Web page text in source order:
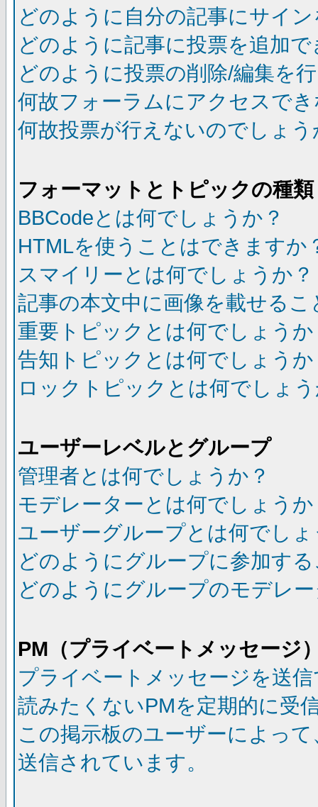
どのように自分の記事にサイ
どのように記事に投票を追加
どのように投票の削除/編集を
何故フォーラムにアクセスで
何故投票が行えないのでしょう
フォーマットとトピックの種類
BBCodeとは何でしょうか？
HTMLを使うことはできますか
スマイリーとは何でしょうか？
記事の本文中に画像を載せる
重要トピックとは何でしょうか
告知トピックとは何でしょうか
ロックトピックとは何でしょ
ユーザーレベルとグループ
管理者とは何でしょうか？
モデレーターとは何でしょうか
ユーザーグループとは何でし
どのようにグループに参加す
どのようにグループのモデレ
PM（プライベートメッセージ
プライベートメッセージを送
読みたくないPMを定期的に受
この掲示板のユーザーによっ
送信されています。